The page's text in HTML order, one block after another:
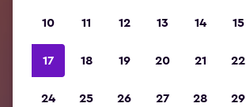
10 11 12 13 14 15
17 18 19 20 21 22
24 25 26 27 28 29